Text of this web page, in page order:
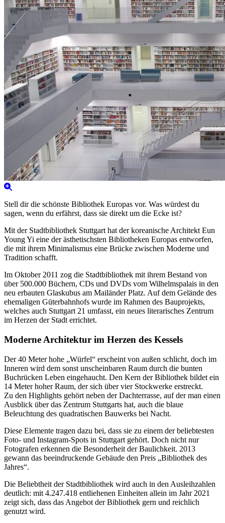
Stell dir die schönste Bibliothek Europas vor. Was würdest du
sagen, wenn du erfährst, dass sie direkt um die Ecke ist?
Mit der Stadtbibliothek Stuttgart hat der koreanische Architekt Eun
Young Yi eine der ästhetischsten Bibliotheken Europas entworfen,
die mit ihrem Minimalismus eine Brücke zwischen Moderne und
Tradition schafft.
Im Oktober 2011 zog die Stadtbibliothek mit ihrem Bestand von
über 500.000 Büchern, CDs und DVDs vom Wilhelmspalais in den
neu erbauten Glaskubus am Mailänder Platz. Auf dem Gelände des
ehemaligen Güterbahnhofs wurde im Rahmen des Bauprojekts,
welches auch Stuttgart 21 umfasst, ein neues literarisches Zentrum
im Herzen der Stadt errichtet.
Moderne Architektur im Herzen des Kessels
Der 40 Meter hohe „Würfel“ erscheint von außen schlicht, doch im
Inneren wird dem sonst unscheinbaren Raum durch die bunten
Buchrücken Leben eingehaucht. Den Kern der Bibliothek bildet ein
14 Meter hoher Raum, der sich über vier Stockwerke erstreckt.
Zu den Highlights gehört neben der Dachterrasse, auf der man einen
Ausblick über das Zentrum Stuttgarts hat, auch die blaue
Beleuchtung des quadratischen Bauwerks bei Nacht.
Diese Elemente tragen dazu bei, dass sie zu einem der beliebtesten
Foto- und Instagram-Spots in Stuttgart gehört. Doch nicht nur
Fotografen erkennen die Besonderheit der Baulichkeit. 2013
gewann das beeindruckende Gebäude den Preis „Bibliothek des
Jahres“.
Die Beliebtheit der Stadtbibliothek wird auch in den Ausleihzahlen
deutlich: mit 4.247.418 entliehenen Einheiten allein im Jahr 2021
zeigt sich, dass das Angebot der Bibliothek gern und reichlich
genutzt wird.